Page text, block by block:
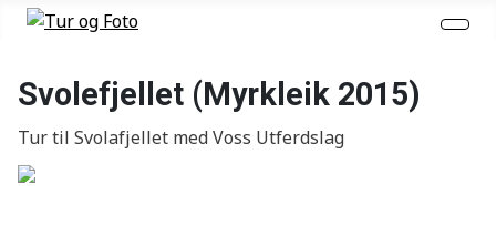
Svolefjellet (Myrkleik 2015)
Tur til Svolafjellet med Voss Utferdslag